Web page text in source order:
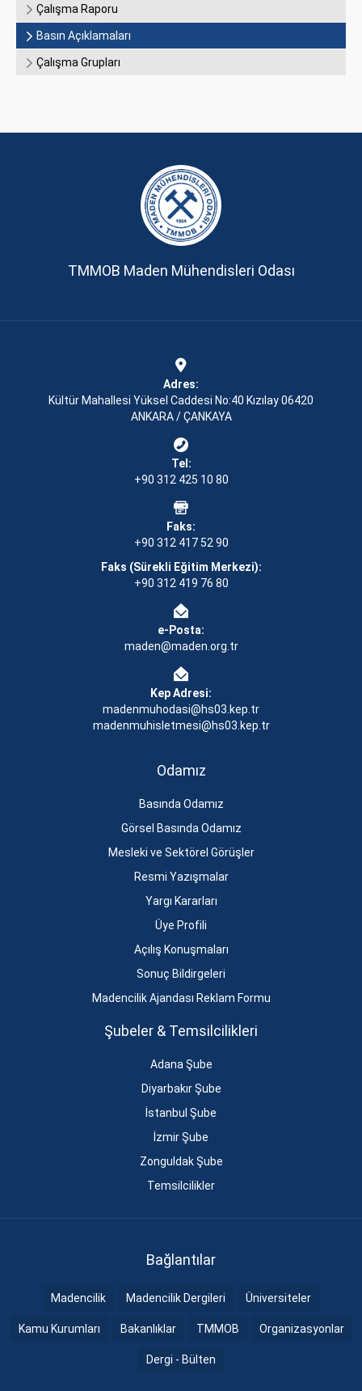
Çalışma Raporu
Basın Açıklamaları
Çalışma Grupları
TMMOB Maden Mühendisleri Odası
Adres:
Kültür Mahallesi Yüksel Caddesi No:40 Kızılay 06420
ANKARA / ÇANKAYA
Tel:
+90 312 425 10 80
Faks:
+90 312 417 52 90
Faks (Sürekli Eğitim Merkezi):
+90 312 419 76 80
e-Posta:
maden@maden.org.tr
Kep Adresi:
madenmuhodasi@hs03.kep.tr
madenmuhisletmesi@hs03.kep.tr
Odamız
Basında Odamız
Görsel Basında Odamız
Mesleki ve Sektörel Görüşler
Resmi Yazışmalar
Yargı Kararları
Üye Profili
Açılış Konuşmaları
Sonuç Bildirgeleri
Madencilik Ajandası Reklam Formu
Şubeler & Temsilcilikleri
Adana Şube
Diyarbakır Şube
İstanbul Şube
İzmir Şube
Zonguldak Şube
Temsilcilikler
Bağlantılar
Madencilik Madencilik Dergileri Üniversiteler
Kamu Kurumları Bakanlıklar TMMOB Organizasyonlar
Dergi - Bülten